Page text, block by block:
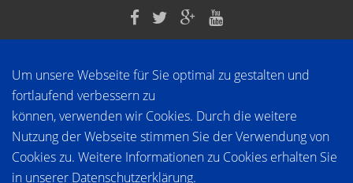
Um unsere Webseite für Sie optimal zu gestalten und
fortlaufend verbessern zu
können, verwenden wir Cookies. Durch die weitere
Nutzung der Webseite stimmen Sie der Verwendung von
Cookies zu. Weitere Informationen zu Cookies erhalten Sie
in unserer Datenschutzerklärung.